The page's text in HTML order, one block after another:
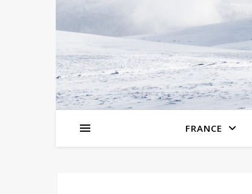
FRANCE